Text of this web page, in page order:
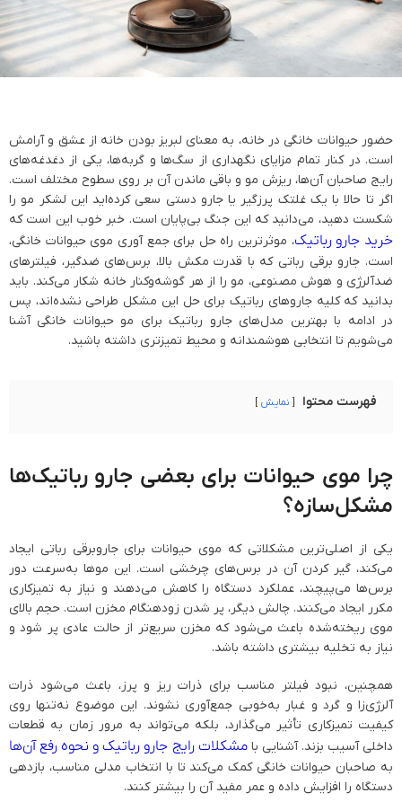
حضور حیوانات خانگی در خانه، به معنای لبریز بودن خانه از عشق و آرامش
است. در کنار تمام مزایای نگهداری از سگ‌ها و گربه‌ها، یکی از دغدغه‌های
رایج صاحبان آن‌ها، ریزش مو و باقی ماندن آن بر روی سطوح مختلف است.
اگر تا حالا با یک غلتک پرزگیر یا جارو دستی سعی کرده‌اید این لشکر مو را
شکست دهید، می‌دانید که این جنگ بی‌پایان است. خبر خوب این است که
خرید جارو رباتیک، موثرترین راه حل برای جمع آوری موی حیوانات خانگی،
است. جارو برقی رباتی که با قدرت مکش بالا، برس‌های ضدگیر، فیلترهای
ضدآلرژی و هوش مصنوعی، مو را از هر گوشه‌وکنار خانه شکار می‌کند. باید
بدانید که کلیه جاروهای رباتیک برای حل این مشکل طراحی نشده‌اند، پس
در ادامه با بهترین مدل‌های جارو رباتیک برای مو حیوانات خانگی آشنا
می‌شویم تا انتخابی هوشمندانه و محیط تمیزتری داشته باشید.
فهرست محتوا نمایش
چرا موی حیوانات برای بعضی جارو رباتیک‌ها
مشکل‌سازه؟
یکی از اصلی‌ترین مشکلاتی که موی حیوانات برای جاروبرقی رباتی ایجاد
می‌کند، گیر کردن آن در برس‌های چرخشی است. این موها به‌سرعت دور
برس‌ها می‌پیچند، عملکرد دستگاه را کاهش می‌دهند و نیاز به تمیزکاری
مکرر ایجاد می‌کنند. چالش دیگر، پر شدن زودهنگام مخزن است. حجم بالای
موی ریخته‌شده باعث می‌شود که مخزن سریع‌تر از حالت عادی پر شود و
نیاز به تخلیه بیشتری داشته باشد.
همچنین، نبود فیلتر مناسب برای ذرات ریز و پرز، باعث می‌شود ذرات
آلرژی‌زا و گرد و غبار به‌خوبی جمع‌آوری نشوند. این موضوع نه‌تنها روی
کیفیت تمیزکاری تأثیر می‌گذارد، بلکه می‌تواند به مرور زمان به قطعات
داخلی آسیب بزند. آشنایی بامشکلات رایج جارو رباتیک و نحوه رفع آن‌ها
به صاحبان حیوانات خانگی کمک می‌کند تا با انتخاب مدلی مناسب، بازدهی
دستگاه را افزایش داده و عمر مفید آن را بیشتر کنند.